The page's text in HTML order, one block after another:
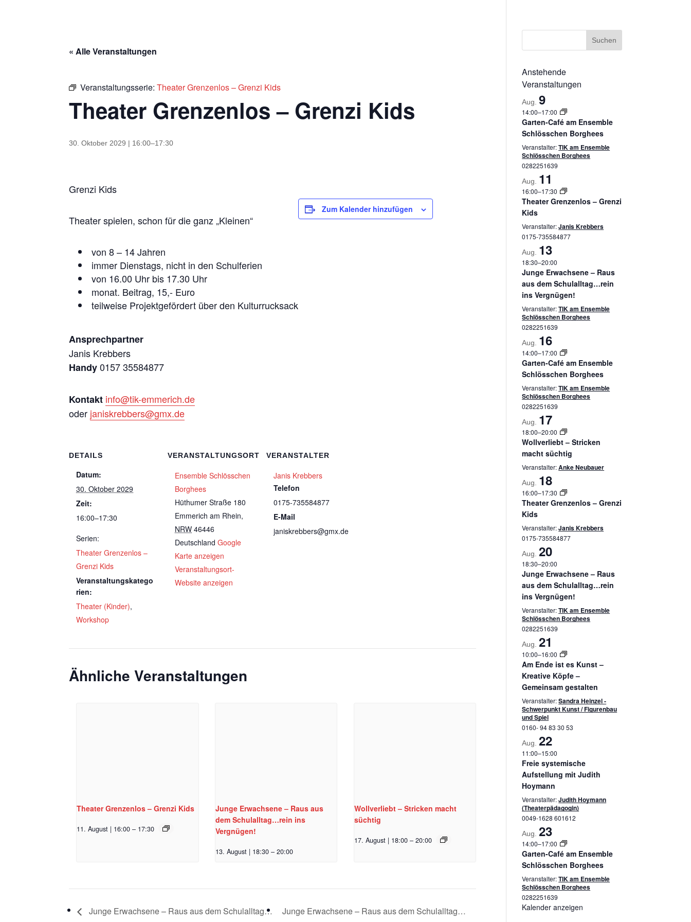
« Alle Veranstaltungen
Veranstaltungsserie:Theater Grenzenlos – Grenzi Kids
Theater Grenzenlos – Grenzi Kids
30. Oktober 2029 | 16:00–17:30
Grenzi Kids
Theater spielen, schon für die ganz „Kleinen“
von 8 – 14 Jahren
immer Dienstags, nicht in den Schulferien
von 16.00 Uhr bis 17.30 Uhr
monat. Beitrag, 15,- Euro
teilweise Projektgefördert über den Kulturrucksack
Ansprechpartner
Janis Krebbers
Handy0157 35584877
Kontakt info@tik-emmerich.de
oder janiskrebbers@gmx.de
Zum Kalender hinzufügen
DETAILS
Datum:
30. Oktober 2029
Zeit:
16:00–17:30
Serien:
Theater Grenzenlos –
Grenzi Kids
Veranstaltungskatego
rien:
Theater (Kinder),
Workshop
VERANSTALTUNGSORT
Ensemble Schlösschen
Borghees
Hüthumer Straße 180
Emmerich am Rhein,
NRW 46446
Deutschland Google
Karte anzeigen
Veranstaltungsort-
Website anzeigen
VERANSTALTER
Janis Krebbers
Telefon
0175-735584877
E-Mail
janiskrebbers@gmx.de
Ähnliche Veranstaltungen
Theater Grenzenlos – Grenzi Kids
11. August | 16:00 – 17:30
Junge Erwachsene – Raus aus
dem Schulalltag…rein ins
Vergnügen!
13. August | 18:30 – 20:00
Wollverliebt – Stricken macht
süchtig
17. August | 18:00 – 20:00
Junge Erwachsene – Raus aus dem Schulalltag…
Junge Erwachsene – Raus aus dem Schulalltag…
Anstehende
Veranstaltungen
Aug.9
14:00–17:00
Garten-Café am Ensemble
Schlösschen Borghees
Veranstalter:TIK am Ensemble
Schlösschen Borghees
0282251639
Aug. 11
16:00–17:30
Theater Grenzenlos – Grenzi
Kids
Veranstalter:Janis Krebbers
0175-735584877
Aug. 13
18:30–20:00
Junge Erwachsene – Raus
aus dem Schulalltag…rein
ins Vergnügen!
Veranstalter:TIK am Ensemble
Schlösschen Borghees
0282251639
Aug. 16
14:00–17:00
Garten-Café am Ensemble
Schlösschen Borghees
Veranstalter:TIK am Ensemble
Schlösschen Borghees
0282251639
Aug. 17
18:00–20:00
Wollverliebt – Stricken
macht süchtig
Veranstalter:Anke Neubauer
Aug. 18
16:00–17:30
Theater Grenzenlos – Grenzi
Kids
Veranstalter:Janis Krebbers
0175-735584877
Aug. 20
18:30–20:00
Junge Erwachsene – Raus
aus dem Schulalltag…rein
ins Vergnügen!
Veranstalter:TIK am Ensemble
Schlösschen Borghees
0282251639
Aug. 21
10:00–16:00
Am Ende ist es Kunst –
Kreative Köpfe –
Gemeinsam gestalten
Veranstalter:Sandra Heinzel -
Schwerpunkt Kunst / Figurenbau
und Spiel
0160- 94 83 30 53
Aug. 22
11:00–15:00
Freie systemische
Aufstellung mit Judith
Hoymann
Veranstalter:Judith Hoymann
(Theaterpädagogin)
0049-1628 601612
Aug. 23
14:00–17:00
Garten-Café am Ensemble
Schlösschen Borghees
Veranstalter:TIK am Ensemble
Schlösschen Borghees
0282251639
Kalender anzeigen